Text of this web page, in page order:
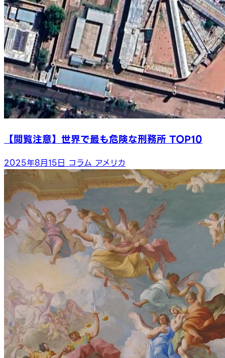
【閲覧注意】世界で最も危険な刑務所 TOP10
2025年8月15日 コラム アメリカ